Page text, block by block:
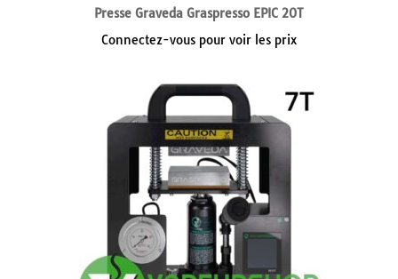
Presse Graveda Graspresso EPIC 20T
Connectez-vous pour voir les prix